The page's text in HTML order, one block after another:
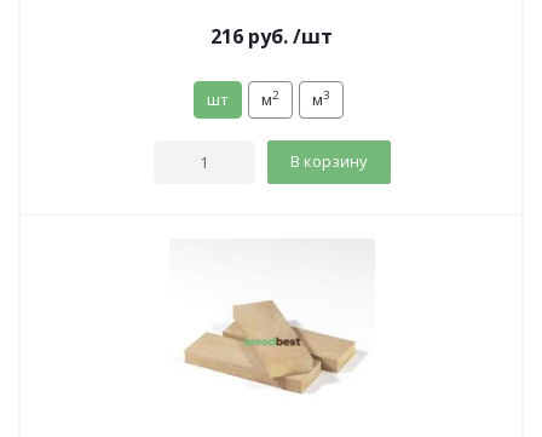
216 руб./шт
шт м2 м3
В корзину